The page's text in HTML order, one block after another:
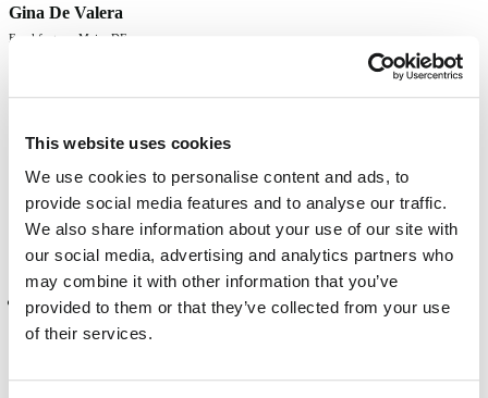
This website uses cookies
We use cookies to personalise content and ads, to
provide social media features and to analyse our traffic.
We also share information about your use of our site with
our social media, advertising and analytics partners who
may combine it with other information that you’ve
provided to them or that they’ve collected from your use
of their services.
Gina De Valera
Frankfurt am Main, DE
both blue and red undertones to even it out and fades nicely.
Czy ta opinia była pomocna? Tak Zgłoś Udostępnij 11 miesięcy temu
Zweryfikowany klient
Jax